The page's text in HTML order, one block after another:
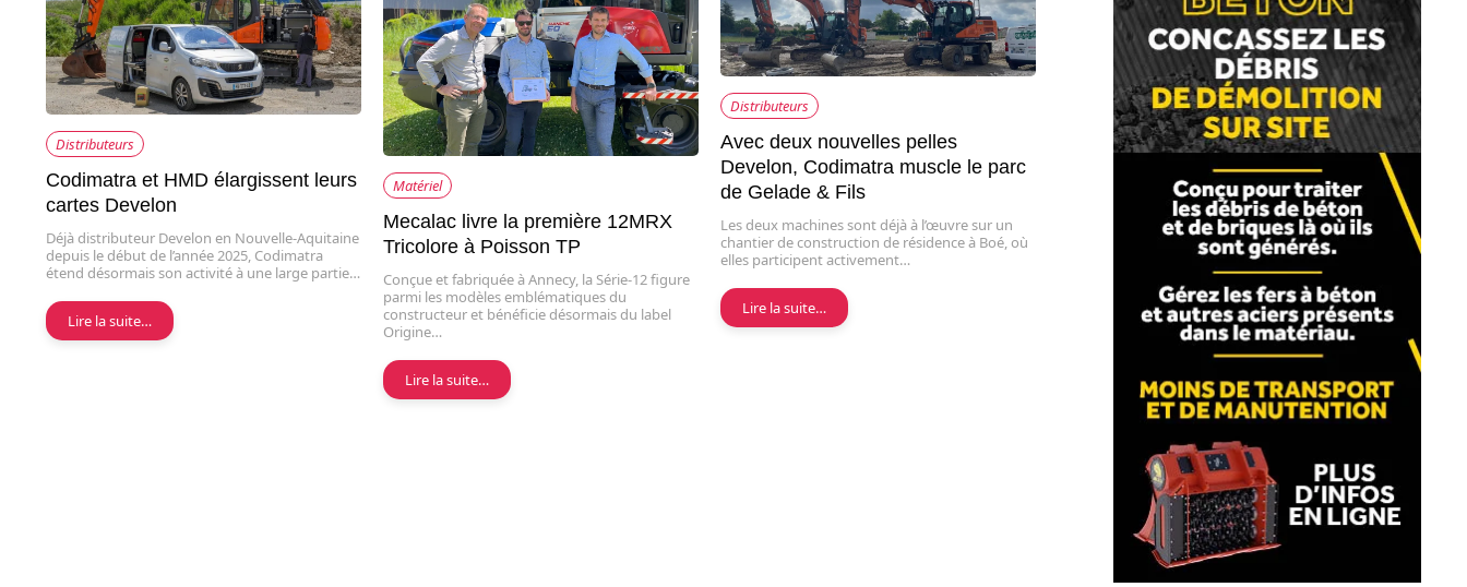
Distributeurs
Codimatra et HMD élargissent leurs
cartes Develon
Déjà distributeur Develon en Nouvelle-Aquitaine
depuis le début de l’année 2025, Codimatra
étend désormais son activité à une large partie…
Lire la suite…
Matériel
Mecalac livre la première 12MRX
Tricolore à Poisson TP
Conçue et fabriquée à Annecy, la Série-12 figure
parmi les modèles emblématiques du
constructeur et bénéficie désormais du label
Origine…
Lire la suite…
Distributeurs
Avec deux nouvelles pelles
Develon, Codimatra muscle le parc
de Gelade & Fils
Les deux machines sont déjà à l’œuvre sur un
chantier de construction de résidence à Boé, où
elles participent activement…
Lire la suite…